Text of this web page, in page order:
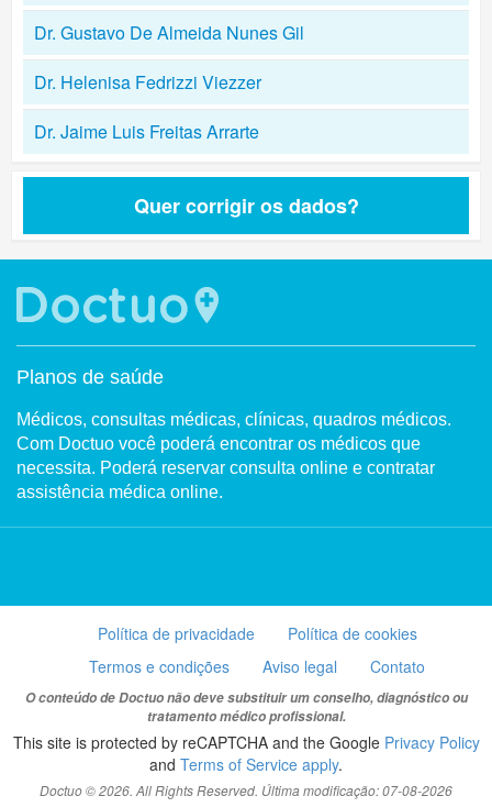
Dr. Gustavo De Almeida Nunes Gil
Dr. Helenisa Fedrizzi Viezzer
Dr. Jaime Luis Freitas Arrarte
Quer corrigir os dados?
Planos de saúde
Médicos, consultas médicas, clínicas, quadros médicos.
Com Doctuo você poderá encontrar os médicos que
necessita. Poderá reservar consulta online e contratar
assistência médica online.
Política de privacidade
Política de cookies
Termos e condições
Aviso legal Contato
O conteúdo de Doctuo não deve substituir um conselho, diagnóstico ou
tratamento médico profissional.
This site is protected by reCAPTCHA and the Google Privacy Policy
and Terms of Service apply.
Doctuo © 2026. All Rights Reserved. Última modificação: 07-08-2026